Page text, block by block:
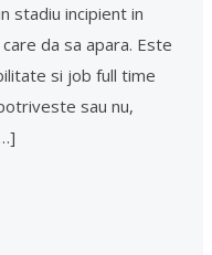
stadiu incipient in
da sa apara. Este
si job full time
sau nu,